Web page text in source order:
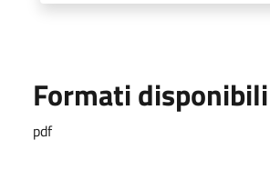
Formati disponibili
pdf